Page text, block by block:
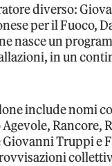
diverso:
per il Fuoco,
nasce un
in un
include nomi
Rancore,
Truppi e